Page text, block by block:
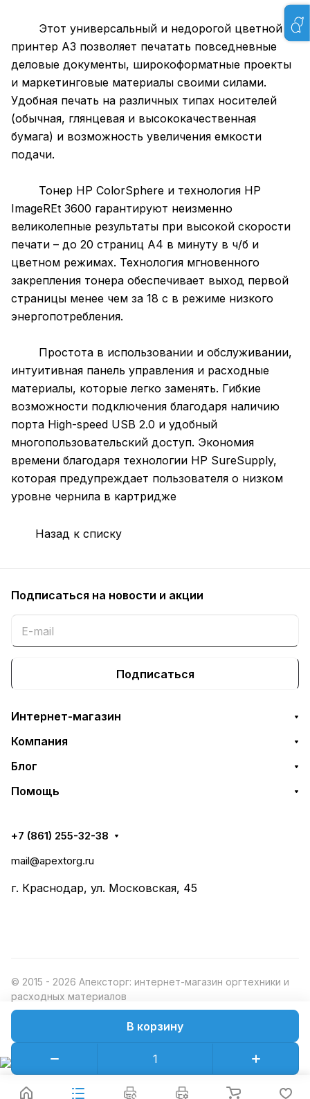
В корзину
Этот универсальный и недорогой цветной
принтер A3 позволяет печатать повседневные
деловые документы, широкоформатные проекты
и маркетинговые материалы своими силами.
Удобная печать на различных типах носителей
(обычная, глянцевая и высококачественная
бумага) и возможность увеличения емкости
подачи.
Тонер HP ColorSphere и технология HP
ImageREt 3600 гарантируют неизменно
великолепные результаты при высокой скорости
печати – до 20 страниц A4 в минуту в ч/б и
цветном режимах. Технология мгновенного
закрепления тонера обеспечивает выход первой
страницы менее чем за 18 с в режиме низкого
энергопотребления.
Простота в использовании и обслуживании,
интуитивная панель управления и расходные
материалы, которые легко заменять. Гибкие
возможности подключения благодаря наличию
порта High-speed USB 2.0 и удобный
многопользовательский доступ. Экономия
времени благодаря технологии HP SureSupply,
которая предупреждает пользователя о низком
уровне чернила в картридже
Назад к списку
Подписаться на новости и акции
Подписаться
Интернет-магазин
Компания
Блог
Помощь
+7 (861) 255-32-38
mail@apextorg.ru
г. Краснодар, ул. Московская, 45
© 2015 - 2026 Апексторг: интернет-магазин оргтехники и
расходных материалов
Конфиденциальность